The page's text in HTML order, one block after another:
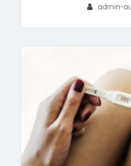
admin-